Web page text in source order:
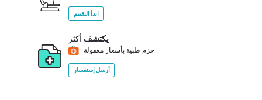
ابدأ التقييم
يكتشف أكثر
حزم طبية بأسعار معقولة
أرسل إستفسار